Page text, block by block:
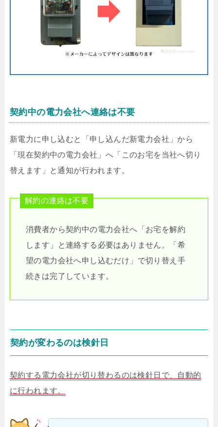
契約中の電力会社へ連絡は不要
新電力に申し込むと「申し込んだ新電力会社」から
「現在契約中の電力会社」へ「このお宅を当社へ切り
替えます」と通知が行われます。
解約の連絡は不要
消費者から契約中の電力会社へ「お宅を解約
します」と連絡する必要はありません。「希
望の電力会社へ申し込むだけ」で切り替え手
続きは完了しています。
契約が変わるのは検針日
契約する電力会社が切り替わるのは検針日で、自動的
に行われます。